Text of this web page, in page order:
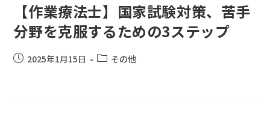
【作業療法士】国家試験対策、苦手
分野を克服するための3ステップ
2025年1月15日 その他